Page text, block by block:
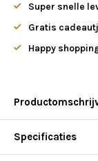
Super snelle
Gratis
Happy
Specificaties